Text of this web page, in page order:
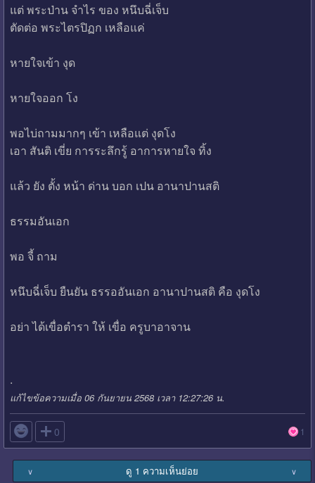
แต่ พระป่าน จำไร ของ หนึบฉี่เจ็บ
ตัดต่อ พระไตรปิฏก เหลือแค่
หายใจเข้า งุด
หายใจออก โง
พอไบ่ถามมากๆ เข้า เหลือแต่ งุดโง
เอา สันติ เขี่ย การระลึกรู้ อาการหายใจ ทิ้ง
แล้ว ยัง ตั้ง หน้า ด่าน บอก เปน อานาปานสติ
ธรรมอันเอก
พอ จี้ ถาม
หนึบฉี่เจ็บ ยืนยัน ธรรออันเอก อานาปานสติ คือ งุดโง
อย่า ได้เขื่อตำรา ให้ เขื่อ ครูบาอาจาน
.
แก้ไขข้อความเมื่อ 06 กันยายน 2568 เวลา 12:27:26 น.
 0 1
∨ ดู 1 ความเห็นย่อย ∨